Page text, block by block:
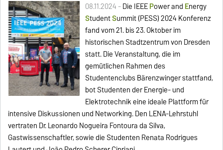
08.11.2024 -Die IEEEPower and Energy
StudentSummit (PESS) 2024 Konferenz
fand vom 21. bis 23. Oktober im
historischen Stadtzentrum von Dresden
statt. Die Veranstaltung, die im
gemütlichen Rahmen des
Studentenclubs Bärenzwinger stattfand,
bot Studenten der Energie- und
Elektrotechnik eine ideale Plattform für
intensive Diskussionen und Networking. Den LENA-Lehrstuhl
vertraten Dr. Leonardo Nogueira Fontoura da Silva,
Gastwissenschaftler, sowie die Studenten Renata Rodrigues